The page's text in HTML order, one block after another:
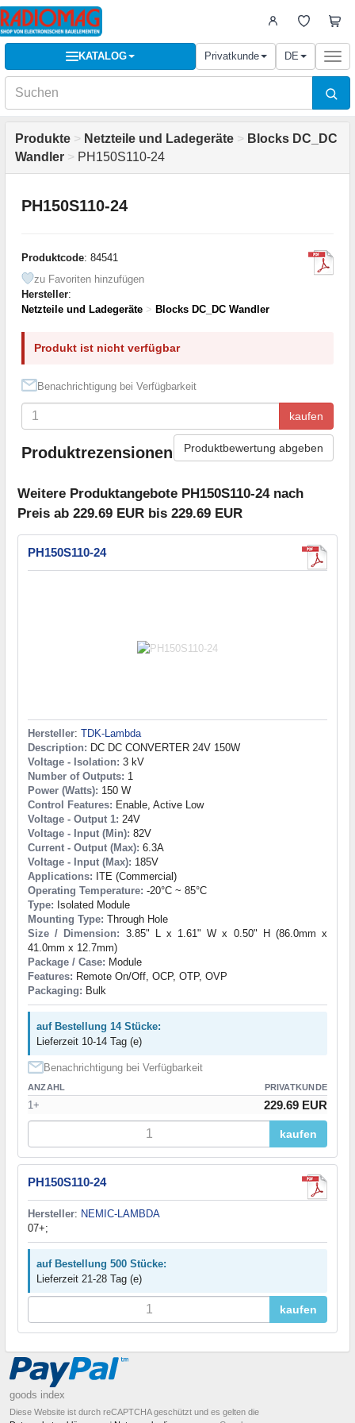
KATALOG Privatkunde DE
Produkte > Netzteile und Ladegeräte > Blocks DC_DC
Wandler > PH150S110-24
PH150S110-24
Produktcode: 84541
zu Favoriten hinzufügen
Hersteller:
Netzteile und Ladegeräte > Blocks DC_DC Wandler
Produkt ist nicht verfügbar
Benachrichtigung bei Verfügbarkeit
kaufen
Produktrezensionen Produktbewertung abgeben
Weitere Produktangebote PH150S110-24 nach
Preis ab 229.69 EUR bis 229.69 EUR
PH150S110-24
Hersteller: TDK-Lambda
Description: DC DC CONVERTER 24V 150W
Voltage - Isolation: 3 kV
Number of Outputs: 1
Power (Watts): 150 W
Control Features: Enable, Active Low
Voltage - Output 1: 24V
Voltage - Input (Min): 82V
Current - Output (Max): 6.3A
Voltage - Input (Max): 185V
Applications: ITE (Commercial)
Operating Temperature: -20°C ~ 85°C
Type: Isolated Module
Mounting Type: Through Hole
Size / Dimension: 3.85" L x 1.61" W x 0.50" H (86.0mm x
41.0mm x 12.7mm)
Package / Case: Module
Features: Remote On/Off, OCP, OTP, OVP
Packaging: Bulk
auf Bestellung 14 Stücke:
Lieferzeit 10-14 Tag (e)
Benachrichtigung bei Verfügbarkeit
ANZAHL PRIVATKUNDE
1+ 229.69 EUR
kaufen
PH150S110-24
Hersteller: NEMIC-LAMBDA
07+;
auf Bestellung 500 Stücke:
Lieferzeit 21-28 Tag (e)
kaufen
goods index
Diese Website ist durch reCAPTCHA geschützt und es gelten die